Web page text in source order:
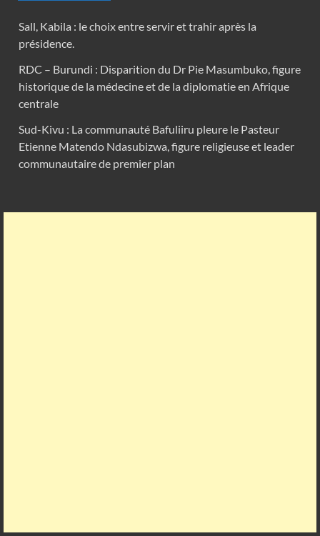
Sall, Kabila : le choix entre servir et trahir après la
présidence.
RDC – Burundi : Disparition du Dr Pie Masumbuko, figure
historique de la médecine et de la diplomatie en Afrique
centrale
Sud-Kivu : La communauté Bafuliiru pleure le Pasteur
Etienne Matendo Ndasubizwa, figure religieuse et leader
communautaire de premier plan